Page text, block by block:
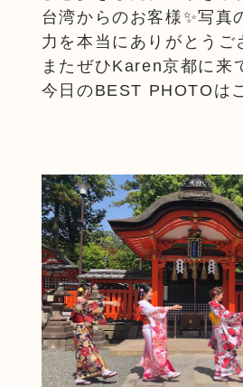
台湾からのお客様✨写真
力を本当にありがとうご
またぜひKaren京都に来
今日のBEST PHOTOは